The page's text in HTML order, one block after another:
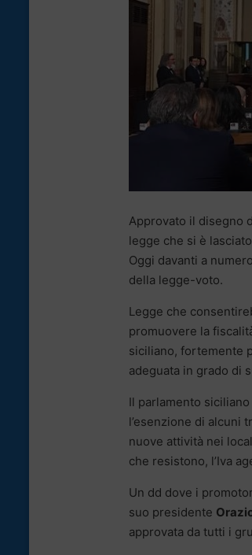
Approvato il disegno
legge che si è
Oggi davanti a
della legge-voto.
Legge che
promuovere la
siciliano, fortemente
adeguata in grado di
Il parlamento
l’esenzione di alcuni
nuove attività nei
che resistono, l’Iva
Un dd dove i
suo presidente
approvata da tutti i